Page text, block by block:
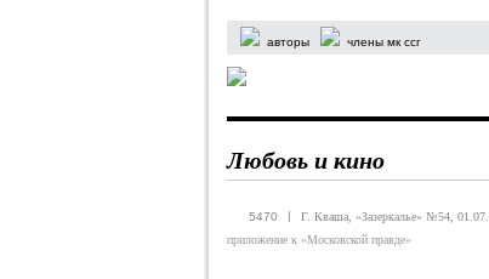
авторы члены мк ссг
Любовь и кино
5470 |
Г. Кваша, «Зазеркалье» №54,
приложение к «Московской правде»